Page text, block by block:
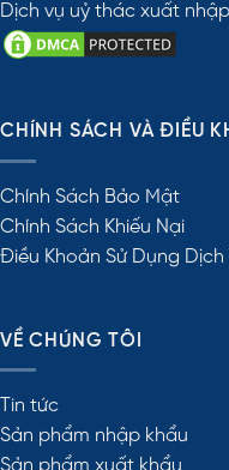
Dịch vụ uỷ thác xuất
CHÍNH SÁCH VÀ ĐIỀU
Chính Sách Bảo Mật
Chính Sách Khiếu Nại
Điều Khoản Sử Dụng Dịch
VỀ CHÚNG TÔI
Tin tức
Sản phẩm nhập khẩu
Sản phẩm xuất khẩu